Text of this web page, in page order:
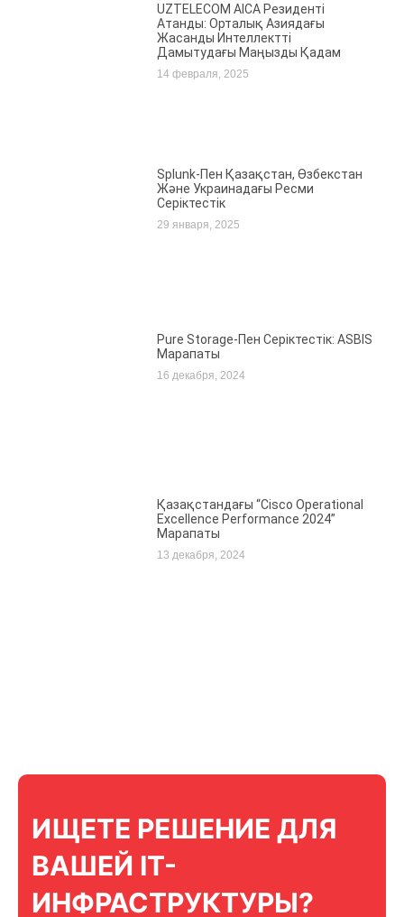
UZTELECOM AICA Резиденті
Атанды: Орталық Азиядағы
Жасанды Интеллектті
Дамытудағы Маңызды Қадам
14 февраля, 2025
Splunk-Пен Қазақстан, Өзбекстан
Және Украинадағы Ресми
Серіктестік
29 января, 2025
Pure Storage-Пен Серіктестік: ASBIS
Марапаты
16 декабря, 2024
Қазақстандағы “Cisco Operational
Excellence Performance 2024”
Марапаты
13 декабря, 2024
ИЩЕТЕ РЕШЕНИЕ ДЛЯ
ВАШЕЙ IT-
ИНФРАСТРУКТУРЫ?